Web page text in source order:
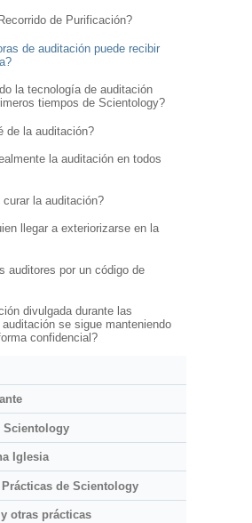
de Purificación?
de auditación puede recibir
la tecnología de auditación
tiempos de Scientology?
de la auditación?
la auditación en todos
curar la auditación?
llegar a exteriorizarse en la
auditores por un código de
divulgada durante las
se sigue manteniendo
confidencial?
Scientology
Iglesia
de Scientology
otras prácticas